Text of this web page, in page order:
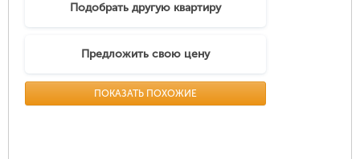
Подобрать другую квартиру
Предложить свою цену
ПОКАЗАТЬ ПОХОЖИЕ